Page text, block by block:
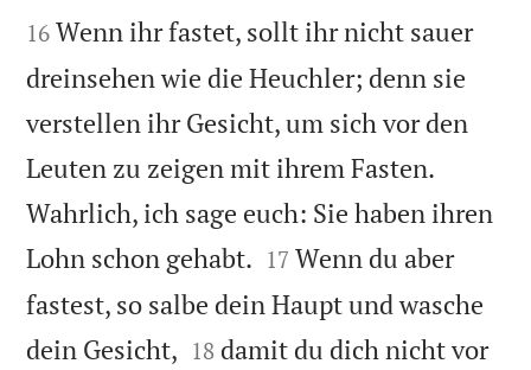


16 Wenn ihr fastet, sollt ihr nicht sauer
dreinsehen wie die Heuchler; denn sie
verstellen ihr Gesicht, um sich vor den
Leuten zu zeigen mit ihrem Fasten.
Wahrlich, ich sage euch: Sie haben ihren
Lohn schon gehabt. 

17 Wenn du aber
fastest, so salbe dein Haupt und wasche
dein Gesicht, 

18 damit du dich nicht vor